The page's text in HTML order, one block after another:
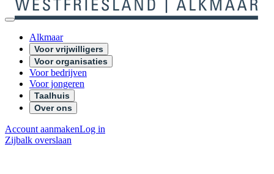
Alkmaar
Voor vrijwilligers
Voor organisaties
Voor bedrijven
Voor jongeren
Taalhuis
Over ons
Account aanmakenLog in
Zijbalk overslaan